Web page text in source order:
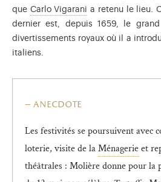
que Carlo Vigarani Carlo Vigarani
a retenu le lieu.
dernier est, depuis 1659, le
divertissements royaux où il a
italiens.
anecdote
Les festivités se poursuivent avec
loterie, visite de laMénagerieet
théâtrales : Molière donne pour la